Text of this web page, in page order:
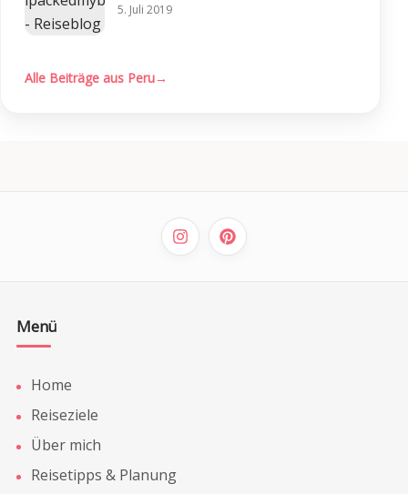
5. Juli 2019
Alle Beiträge aus Peru→
Menü
Home
Reiseziele
Über mich
Reisetipps & Planung